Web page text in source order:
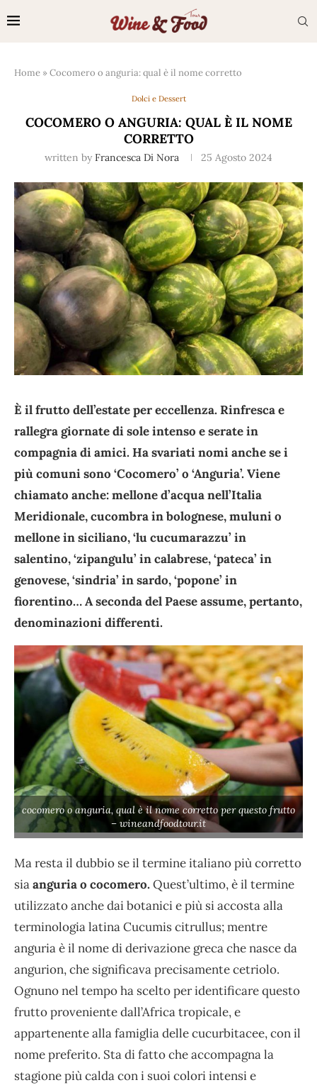
Home »Cocomero o anguria: qual è il nome corretto
Dolci e Dessert
COCOMERO O ANGURIA: QUAL È IL NOME
CORRETTO
written by Francesca Di Nora 25 Agosto 2024
È il frutto dell’estate per eccellenza. Rinfresca e
rallegra giornate di sole intenso e serate in
compagnia di amici. Ha svariati nomi anche se i
più comuni sono ‘Cocomero’ o ‘Anguria’. Viene
chiamato anche: mellone d’acqua nell’Italia
Meridionale, cucombra in bolognese, muluni o
mellone in siciliano, ‘lu cucumarazzu’ in
salentino, ‘zipangulu’ in calabrese, ‘pateca’ in
genovese, ‘sindria’ in sardo, ‘popone’ in
fiorentino… A seconda del Paese assume, pertanto,
denominazioni differenti.
cocomero o anguria, qual è il nome corretto per questo frutto
– wineandfoodtour.it
Ma resta il dubbio se il termine italiano più corretto
siaanguria o cocomero. Quest’ultimo, è il termine
utilizzato anche dai botanici e più si accosta alla
terminologia latina Cucumis citrullus; mentre
anguria è il nome di derivazione greca che nasce da
angurion, che significava precisamente cetriolo.
Ognuno nel tempo ha scelto per identificare questo
frutto proveniente dall’Africa tropicale, e
appartenente alla famiglia delle cucurbitacee, con il
nome preferito. Sta di fatto che accompagna la
stagione più calda con i suoi colori intensi e